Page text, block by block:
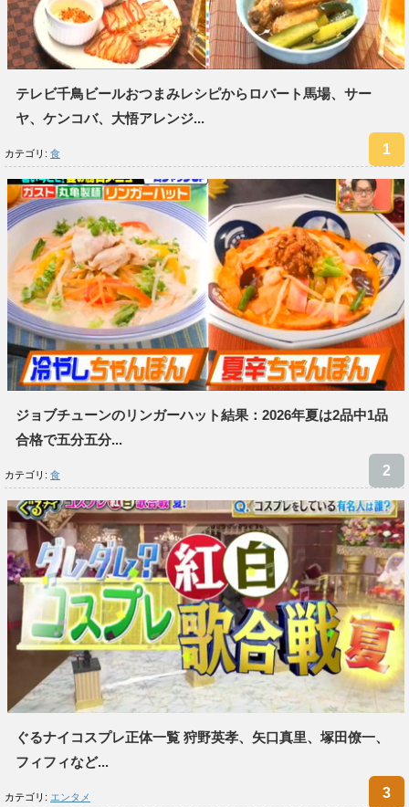
テレビ千鳥ビールおつまみレシピからロバート馬場、サー
ヤ、ケンコバ、大悟アレンジ...
カテゴリ: 食
ジョブチューンのリンガーハット結果：2026年夏は2品中1品
合格で五分五分...
カテゴリ: 食
ぐるナイコスプレ正体一覧 狩野英孝、矢口真里、塚田僚一、
フィフィなど...
カテゴリ: エンタメ